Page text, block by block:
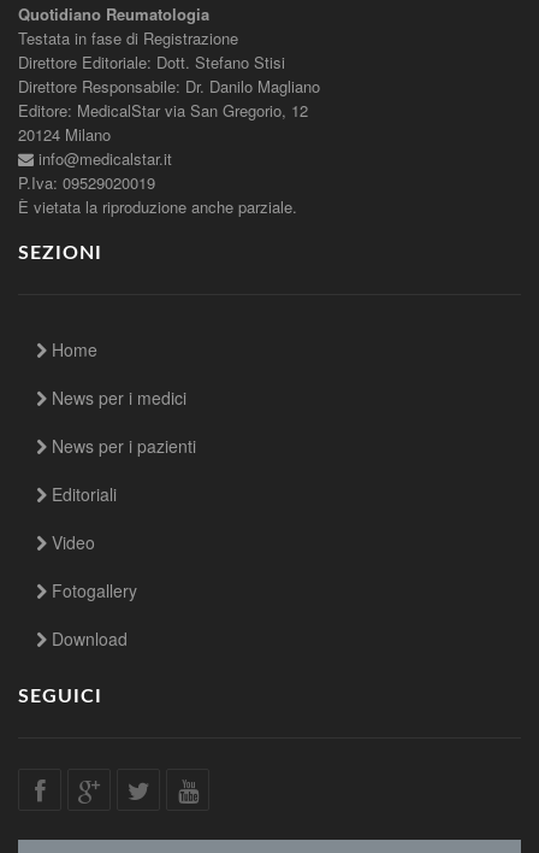
Quotidiano Reumatologia
Testata in fase di Registrazione
Direttore Editoriale: Dott. Stefano Stisi
Direttore Responsabile: Dr. Danilo Magliano
Editore: MedicalStar via San Gregorio, 12
20124 Milano
info@medicalstar.it
P.Iva: 09529020019
È vietata la riproduzione anche parziale.
SEZIONI
Home
News per i medici
News per i pazienti
Editoriali
Video
Fotogallery
Download
SEGUICI